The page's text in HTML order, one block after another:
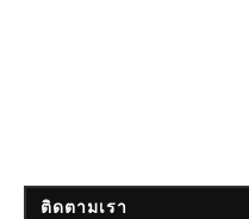
ติดตามเรา